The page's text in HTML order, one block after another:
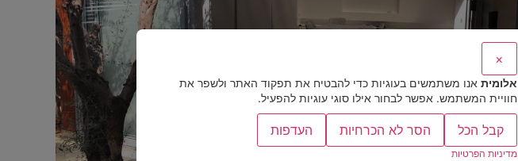
×
אלומית אנו משתמשים בעוגיות כדי להבטיח את תפקוד האתר ולשפר את
חוויית המשתמש. אפשר לבחור אילו סוגי עוגיות להפעיל.
קבל הכל הסר לא הכרחיות העדפות
מדיניות הפרטיות